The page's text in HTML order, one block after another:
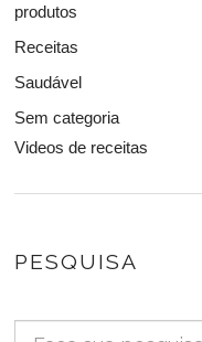
produtos
Receitas
Saudável
Sem categoria
Videos de receitas
PESQUISA